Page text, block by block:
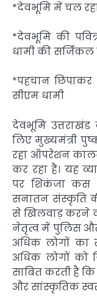
*देवभूमि में चल
*देवभूमि की
धामी की सर्जिकल
*पहचान
सीएम धामी
देवभूमि
लिए मुख्यमंत्री
रहा ऑपरेशन
कर रहा है। यह
पर शिकंजा कस
सनातन संस्कृति
से खिलवाड़ करने
नेतृत्व में पुलिस
अधिक लोगों का
अधिक लोगों को
साबित करती है
और सांस्कृतिक